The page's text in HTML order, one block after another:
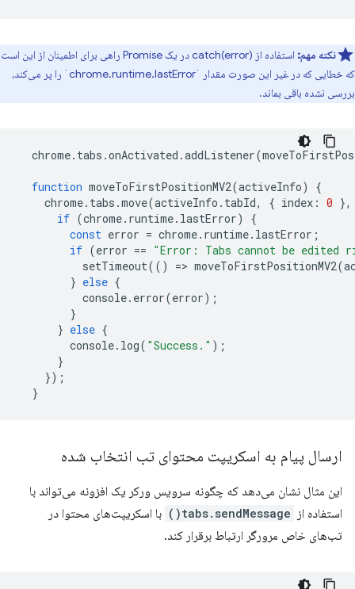
نکته مهم:
استفاده از catch(error) در یک Promise راهی برای اطمینان از این است
که خطایی که در غیر این صورت مقدار `chrome.runtime.lastError` را پر می‌کند،
بررسی نشده باقی بماند.
chrome. tabs .onActivated .addListener(
function moveToFirstPositionMV2(activeInfo)
{
chrome. tabs .move(activeInfo . tabId, { index : 0 },
if (chrome. runtime. lastError)
{
const error = chrome. runtime. lastError ;
if (error == "Error: Tabs cannot be edited
setTimeout(() => moveToFirstPositionMV2(
} else {
console. error(error);
}
} else {
console. log( "Success." );
}
});
}
ارسال پیام به اسکریپت محتوای تب انتخاب شده
این مثال نشان می‌دهد که چگونه سرویس ورکر یک افزونه می‌تواند با
استفاده از tabs.sendMessage()
با اسکریپت‌های محتوا در
تب‌های خاص مرورگر ارتباط برقرار کند.